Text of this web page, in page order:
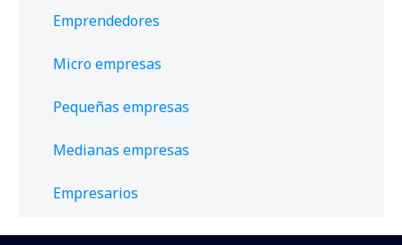
Emprendedores
Micro empresas
Pequeñas empresas
Medianas empresas
Empresarios